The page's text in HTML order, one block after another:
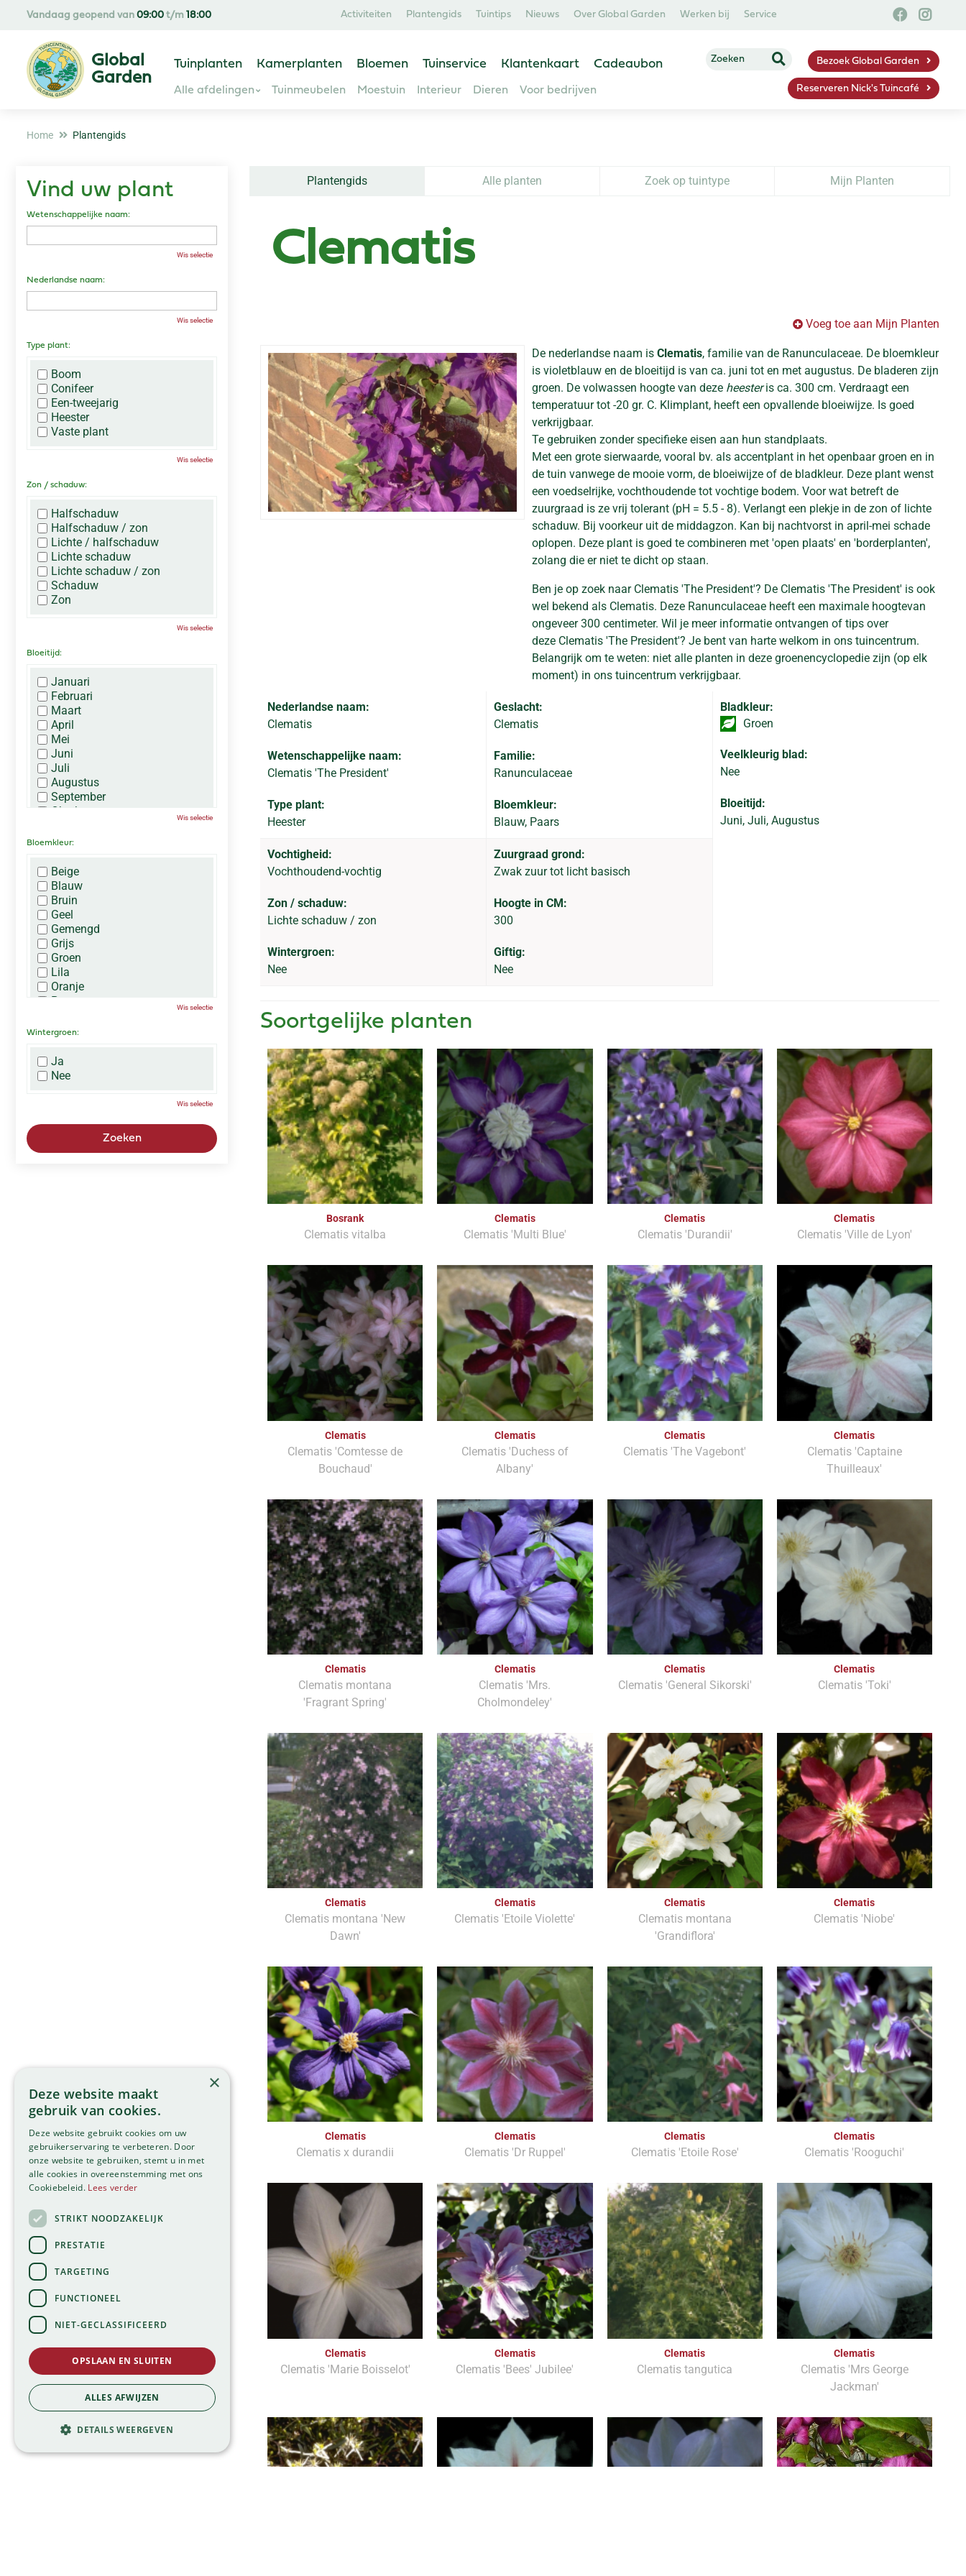
Home Plantengids
Vandaag geopend van 09:00 t/m 18:00 Activiteiten Plantengids Tuintips Nieuws Over Global Garden Werken bij Service
Tuinplanten Kamerplanten Bloemen Tuinservice Klantenkaart Cadeaubon
Alle afdelingen Tuinmeubelen Moestuin Interieur Dieren Voor bedrijven
Bezoek Global Garden
Reserveren Nick's Tuincafé
Plantengids Alle planten Zoek op tuintype Mijn Planten
Clematis
Voeg toe aan Mijn Planten
De nederlandse naam is Clematis, familie van de Ranunculaceae. De bloemkleur
is violetblauw en de bloeitijd is van ca. juni tot en met augustus. De bladeren zijn
groen. De volwassen hoogte van deze heesteris ca. 300 cm. Verdraagt een
temperatuur tot -20 gr. C. Klimplant, heeft een opvallende bloeiwijze. Is goed
verkrijgbaar.
Te gebruiken zonder specifieke eisen aan hun standplaats.
Met een grote sierwaarde, vooral bv. als accentplant in het openbaar groen en in
de tuin vanwege de mooie vorm, de bloeiwijze of de bladkleur. Deze plant wenst
een voedselrijke, vochthoudende tot vochtige bodem. Voor wat betreft de
zuurgraad is ze vrij tolerant (pH = 5.5 - 8). Verlangt een plekje in de zon of lichte
schaduw. Bij voorkeur uit de middagzon. Kan bij nachtvorst in april-mei schade
oplopen. Deze plant is goed te combineren met 'open plaats' en 'borderplanten',
zolang die er niet te dicht op staan.
Ben je op zoek naar Clematis 'The President'? De Clematis 'The President' is ook
wel bekend als Clematis. Deze Ranunculaceae heeft een maximale hoogtevan
ongeveer 300 centimeter. Wil je meer informatie ontvangen of tips over
deze Clematis 'The President'? Je bent van harte welkom in ons tuincentrum.
Belangrijk om te weten: niet alle planten in deze groenencyclopedie zijn (op elk
moment) in ons tuincentrum verkrijgbaar.
Nederlandse naam:
Clematis
Wetenschappelijke naam:
Clematis 'The President'
Type plant:
Heester
Geslacht:
Clematis
Familie:
Ranunculaceae
Bloemkleur:
Blauw, Paars
Bladkleur:
Groen
Veelkleurig blad:
Nee
Bloeitijd:
Juni, Juli, Augustus
Vochtigheid:
Vochthoudend-vochtig
Zon / schaduw:
Lichte schaduw / zon
Wintergroen:
Nee
Zuurgraad grond:
Zwak zuur tot licht basisch
Hoogte in CM:
300
Giftig:
Nee
Soortgelijke planten
Bosrank
Clematis vitalba
Clematis
Clematis 'Multi Blue'
Clematis
Clematis 'Durandii'
Clematis
Clematis 'Ville de Lyon'
Clematis
Clematis 'Comtesse de
Bouchaud'
Clematis
Clematis 'Duchess of
Albany'
Clematis
Clematis 'The Vagebont'
Clematis
Clematis 'Captaine
Thuilleaux'
Clematis
Clematis montana
'Fragrant Spring'
Clematis
Clematis 'Mrs.
Cholmondeley'
Clematis
Clematis 'General Sikorski'
Clematis
Clematis 'Toki'
Clematis
Clematis montana 'New
Dawn'
Clematis
Clematis 'Etoile Violette'
Clematis
Clematis montana
'Grandiflora'
Clematis
Clematis 'Niobe'
Clematis
Clematis x durandii
Clematis
Clematis 'Dr Ruppel'
Clematis
Clematis 'Etoile Rose'
Clematis
Clematis 'Rooguchi'
Clematis
Clematis 'Marie Boisselot'
Clematis
Clematis 'Bees' Jubilee'
Clematis
Clematis tangutica
Clematis
Clematis 'Mrs George
Jackman'
Vind uw plant
Wetenschappelijke naam:
Wis selectie
Nederlandse naam:
Wis selectie
Type plant:
Boom
Conifeer
Een-tweejarig
Heester
Vaste plant
Wis selectie
Zon / schaduw:
Halfschaduw
Halfschaduw / zon
Lichte / halfschaduw
Lichte schaduw
Lichte schaduw / zon
Schaduw
Zon
Wis selectie
Bloeitijd:
Januari
Februari
Maart
April
Mei
Juni
Juli
Augustus
September
Oktober
December
Wis selectie
Bloemkleur:
Beige
Blauw
Bruin
Geel
Gemengd
Grijs
Groen
Lila
Oranje
Paars
Roze
Zwart
Wis selectie
Wintergroen:
Ja
Nee
Wis selectie
×
Deze website maakt
gebruik van cookies.
Deze website gebruikt cookies om uw
gebruikerservaring te verbeteren. Door
onze website te gebruiken, stemt u in met
alle cookies in overeenstemming met ons
Cookiebeleid. Lees verder
STRIKT NOODZAKELIJK
PRESTATIE
TARGETING
FUNCTIONEEL
NIET-GECLASSIFICEERD
OPSLAAN EN SLUITEN
ALLES AFWIJZEN
DETAILS WEERGEVEN